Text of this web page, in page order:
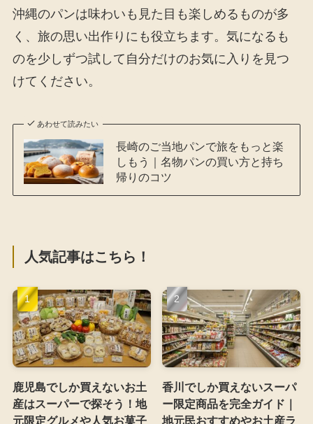
沖縄のパンは味わいも見た目も楽しめるものが多
く、旅の思い出作りにも役立ちます。気になるも
のを少しずつ試して自分だけのお気に入りを見つ
けてください。
あわせて読みたい
長崎のご当地パンで旅をもっと楽
しもう｜名物パンの買い方と持ち
帰りのコツ
人気記事はこちら！
鹿児島でしか買えないお土
産はスーパーで探そう！地
元限定グルメや人気お菓子
香川でしか買えないスーパ
ー限定商品を完全ガイド｜
地元民おすすめやお土産ラ